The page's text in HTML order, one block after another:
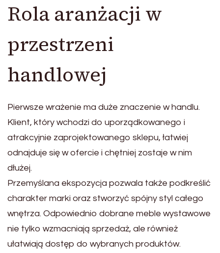
Rola aranżacji w
przestrzeni
handlowej
Pierwsze wrażenie ma duże znaczenie w handlu.
Klient, który wchodzi do uporządkowanego i
atrakcyjnie zaprojektowanego sklepu, łatwiej
odnajduje się w ofercie i chętniej zostaje w nim
dłużej.
Przemyślana ekspozycja pozwala także podkreślić
charakter marki oraz stworzyć spójny styl całego
wnętrza. Odpowiednio dobrane meble wystawowe
nie tylko wzmacniają sprzedaż, ale również
ułatwiają dostęp do wybranych produktów.